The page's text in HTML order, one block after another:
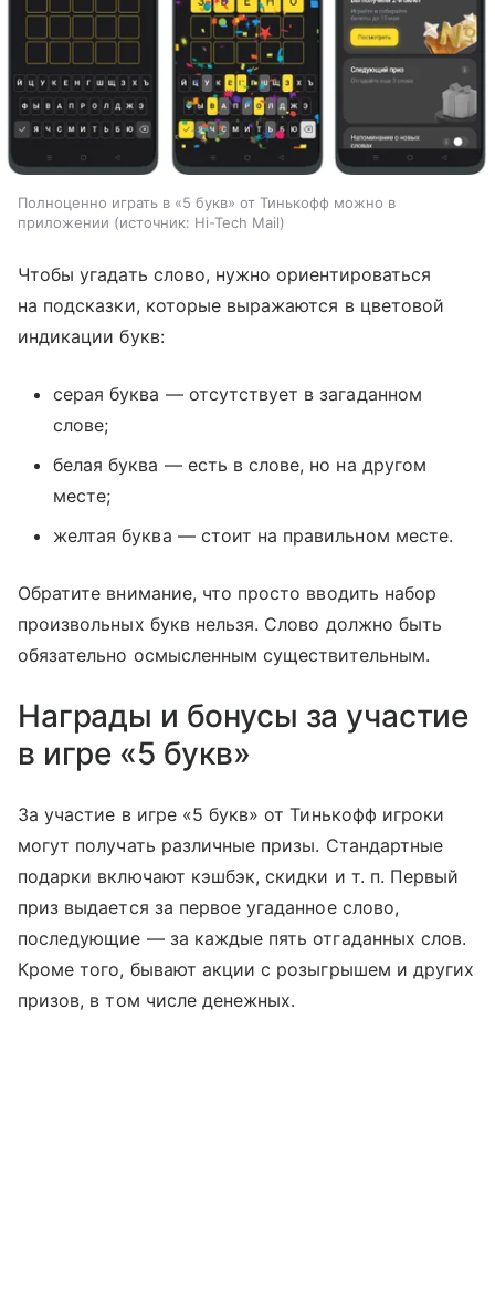
Полноценно играть в «5 букв» от Тинькофф можно в
приложении
источник: Hi-Tech Mail
Чтобы угадать слово, нужно ориентироваться
на подсказки, которые выражаются в цветовой
индикации букв:
серая буква — отсутствует в загаданном
слове;
белая буква — есть в слове, но на другом
месте;
желтая буква — стоит на правильном месте.
Обратите внимание, что просто вводить набор
произвольных букв нельзя. Слово должно быть
обязательно осмысленным существительным.
Награды и бонусы за участие
в игре «5 букв»
За участие в игре «5 букв» от Тинькофф игроки
могут получать различные призы. Стандартные
подарки включают кэшбэк, скидки и т. п. Первый
приз выдается за первое угаданное слово,
последующие — за каждые пять отгаданных слов.
Кроме того, бывают акции с розыгрышем и других
призов, в том числе денежных.